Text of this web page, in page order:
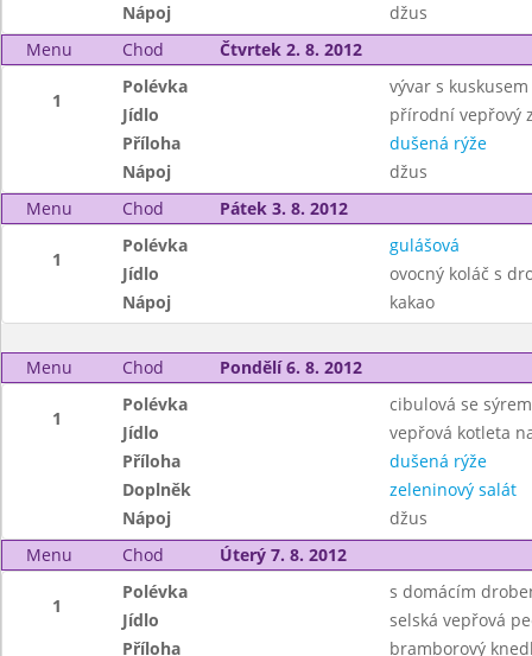
Nápoj
džus
Menu
Chod Čtvrtek 2. 8. 2012
1
Polévka
vývar s kuskusem
Jídlo
přírodní vepřový
Příloha
dušená rýže
Nápoj
džus
Menu
Chod Pátek 3. 8. 2012
1
Polévka
gulášová
Jídlo
ovocný koláč s
Nápoj
kakao
Menu Chod Pondělí 6. 8. 2012
1
Polévka
cibulová se sýrem
Jídlo
vepřová kotleta
Příloha
dušená rýže
Doplněk
zeleninový salát
Nápoj
džus
Menu
Chod Úterý 7. 8. 2012
1
Polévka
s domácím
Jídlo
selská vepřová
Příloha
bramborový